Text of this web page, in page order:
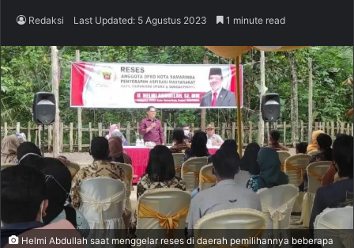
Redaksi Last Updated: 5 Agustus 2023 1 minute read
Helmi Abdullah saat menggelar reses di daerah pemilihannya beberapa